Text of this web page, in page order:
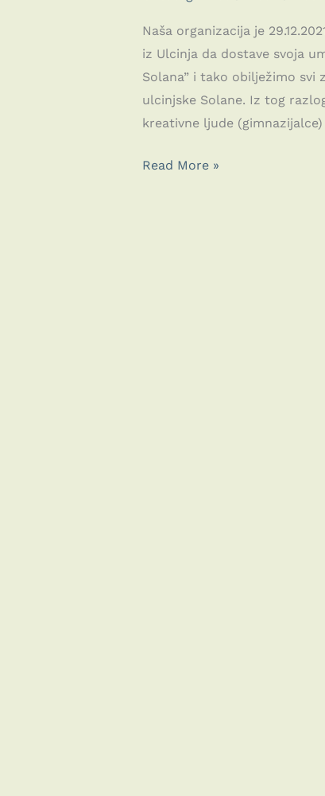
Naša organizacija je
iz Ulcinja da dostave svoja
Solana” i tako obilježimo svi
ulcinjske Solane. Iz tog
kreativne ljude
MSJA
Read More »